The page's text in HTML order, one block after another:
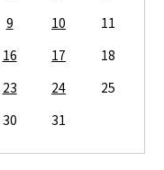
9 10
11
16 17
18
23 24
25
30 31